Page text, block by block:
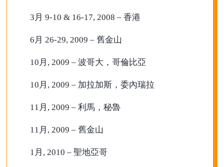
3月 9-10 & 16-17, 2008 – 香港
6月 26-29, 2009 – 舊金山
10月, 2009 – 波哥大，哥倫比亞
10月, 2009 – 加拉加斯，委內瑞拉
11月, 2009 – 利馬，秘魯
11月, 2009 – 舊金山
1月, 2010 – 聖地亞哥